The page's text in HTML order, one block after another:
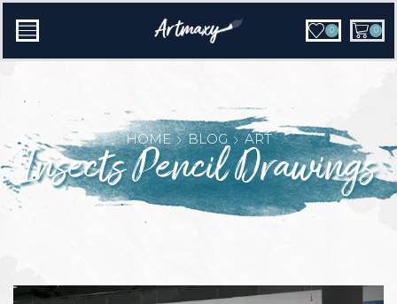
0 0
HOME BLOG ART
Insects Pencil Drawings